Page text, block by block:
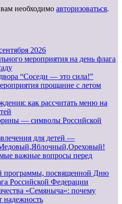
необходимо авторизоваться.
2026
мероприятия на день флага
“Соседи — это сила!”
прощание с летом
как рассчитать меню на
— символы Российской
для детей —
важные вопросы перед
программы, посвященной Дню
Российской Федерации
«Семяныча»: почему
надежность